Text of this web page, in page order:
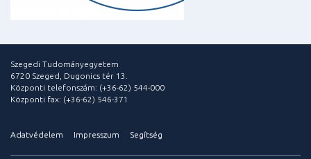
Szegedi Tudományegyetem
6720 Szeged, Dugonics tér 13.
Központi telefonszám: (+36-62) 544-000
Központi fax: (+36-62) 546-371
Adatvédelem Impresszum Segítség